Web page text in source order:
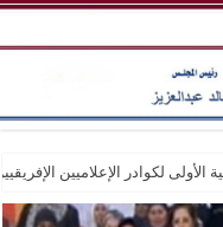
لكوادر الإعلاميين الإفريقيين